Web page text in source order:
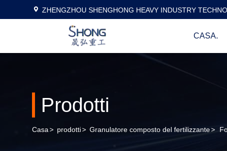
ZHENGZHOU SHENGHONG HEAVY INDUSTRY
CASA.
Prodotti
Casa> prodotti> Granulatore composto del fertilizzante>